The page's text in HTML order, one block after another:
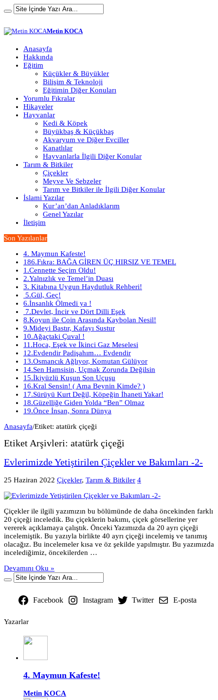
Metin KOCA
Anasayfa
Hakkında
Eğitim
Küçükler & Büyükler
Bilişim & Teknoloji
Eğitimin Diğer Konuları
Yorumlu Fıkralar
Hikayeler
Hayvanlar
Kedi & Köpek
Büyükbaş & Küçükbaş
Akvaryum ve Diğer Evciller
Kanatlılar
Hayvanlarla İlgili Diğer Konular
Tarım & Bitkiler
Çiçekler
Meyve Ve Sebzeler
Tarım ve Bitkiler ile İlgili Diğer Konular
İslami Yazılar
Kur’an’dan Anladıklarım
Genel Yazılar
İletişim
Son Yazılanlar
4. Maymun Kafeste!
186.Fıkra: BAĞA GİREN ÜÇ HIRSIZ VE TEMEL
1.Cennette Seçim Oldu!
2.Yalnızlık ve Temel’in Duası
3. Kitabına Uygun Haydutluk Rehberi!
5.Gül, Geç!
6.İnsanlık Ölmedi ya !
7.Devlet, İncir ve Dört Dilli Eşek
8.Koyun ile Coin Arasında Kaybolan Nesil!
9.Mideyi Bastır, Kafayı Sustur
10.Ağaçtaki Çuval !
11.Hoca, Eşek ve İkinci Gaz Meselesi
12.Evdendir Padişahım… Evdendir
13.Osmancık Ağlıyor, Komutan Gülüyor
14.Sen Hamsisin, Uçmak Zorunda Değilsin
15.İkiyüzlü Kuşun Son Uçuşu
16.Kral Sensin! ( Ama Beynin Kimde? )
17.Sürüyü Kurt Değil, Köpeğin İhaneti Yakar!
18.Güzelliğe Giden Yolda “Ben” Olmaz
19.Önce İnsan, Sonra Dünya
Anasayfa/Etiket: atatürk çiçeği
Etiket Arşivleri: atatürk çiçeği
Evlerimizde Yetiştirilen Çiçekler ve Bakımları -2-
25 Haziran 2022 Çiçekler, Tarım & Bitkiler 4
Çiçekler ile ilgili yazımızın bu bölümünde de daha öncekinden farklı
20 çiçeği inceledik. Bu çiçeklerin bakımı, çiçek görsellerine yer
vererek açıklamaya çalıştık. Önceki Yazımızda da 20 ayrı çiçeği
incelemiştik. Bu yazıyla birlikte 40 ayrı çiçeği incelemiş ve tanımış
olacağız. Bu incelemeler kısa ve öz şekilde yapılmıştır. Bu yazımızda
incelediğimiz, öncekilerden …
Devamını Oku »
Facebook Instagram Twitter E-posta
Yazarlar
4. Maymun Kafeste!
Metin KOCA